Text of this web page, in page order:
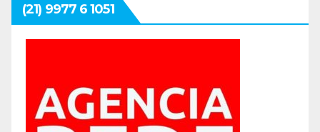
(21) 9977 6 1051